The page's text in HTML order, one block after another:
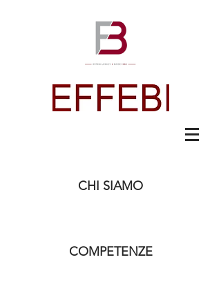
CHI SIAMO
COMPETENZE